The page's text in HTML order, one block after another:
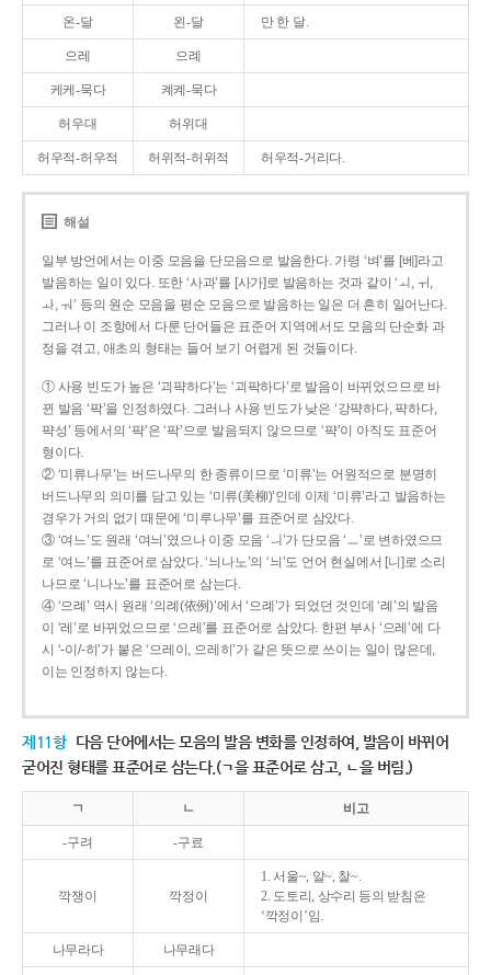
온-달 왼-달 만 한 달.
으레 으례
케케-묵다 켸켸-묵다
허우대 허위대
허우적-허우적 허위적-허위적 허우적-거리다.
해설
일부 방언에서는 이중 모음을 단모음으로 발음한다. 가령 ‘벼’를 [베]라고
발음하는 일이 있다. 또한 ‘사과’를 [사가]로 발음하는 것과 같이 ‘ㅚ, ㅟ,
ㅘ, ㅝ’ 등의 원순 모음을 평순 모음으로 발음하는 일은 더 흔히 일어난다.
그러나 이 조항에서 다룬 단어들은 표준어 지역에서도 모음의 단순화 과
정을 겪고, 애초의 형태는 들어 보기 어렵게 된 것들이다.
① 사용 빈도가 높은 ‘괴퍅하다’는 ‘괴팍하다’로 발음이 바뀌었으므로 바
뀐 발음 ‘팍’을 인정하였다. 그러나 사용 빈도가 낮은 ‘강퍅하다, 퍅하다,
퍅성’ 등에서의 ‘퍅’은 ‘팍’으로 발음되지 않으므로 ‘퍅’이 아직도 표준어
형이다.
② ‘미류나무’는 버드나무의 한 종류이므로 ‘미류’는 어원적으로 분명히
버드나무의 의미를 담고 있는 ‘미류(美柳)’인데 이제 ‘미류’라고 발음하는
경우가 거의 없기 때문에 ‘미루나무’를 표준어로 삼았다.
③ ‘여느’도 원래 ‘여늬’였으나 이중 모음 ‘ㅢ’가 단모음 ‘ㅡ’로 변하였으므
로 ‘여느’를 표준어로 삼았다. ‘늬나노’의 ‘늬’도 언어 현실에서 [니]로 소리
나므로 ‘니나노’를 표준어로 삼는다.
④ ‘으례’ 역시 원래 ‘의례(依例)’에서 ‘으례’가 되었던 것인데 ‘례’의 발음
이 ‘레’로 바뀌었으므로 ‘으레’를 표준어로 삼았다. 한편 부사 ‘으레’에 다
시 ‘-이/-히’가 붙은 ‘으레이, 으레히’가 같은 뜻으로 쓰이는 일이 많은데,
이는 인정하지 않는다.
제11항 다음 단어에서는 모음의 발음 변화를 인정하여, 발음이 바뀌어
굳어진 형태를 표준어로 삼는다.(ㄱ을 표준어로 삼고, ㄴ을 버림.)
ㄱ ㄴ 비고
-구려 -구료
깍쟁이 깍정이
1. 서울~, 알~, 찰~.
2. 도토리, 상수리 등의 받침은
‘깍정이’임.
나무라다 나무래다